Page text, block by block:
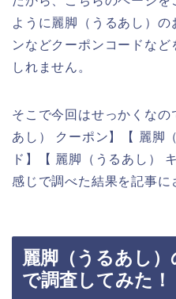
ように麗脚（うるあし）
ンなどクーポンコードな
しれません。
そこで今回はせっかくなの
あし） クーポン】【 麗脚
ド】【 麗脚（うるあし）
感じで調べた結果を記事に
麗脚（うるあし
で調査してみた！